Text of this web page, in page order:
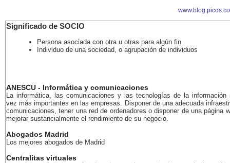
Significado de SOCIO
Persona asociada con otra u otras para algún fin
Individuo de una sociedad, o agrupación de individuos
ANESCU - Informática y comunicaciones
La informática, las comunicaciones y las tecnologías de la información
vez más importantes en las empresas. Disponer de una adecuada
comunicaciones, tener una red de ordenadores o disponer de una página
mejorar sustancialmente el rendimiento de su negocio.
Abogados Madrid
Los mejores abogados de Madrid
Centralitas virtuales